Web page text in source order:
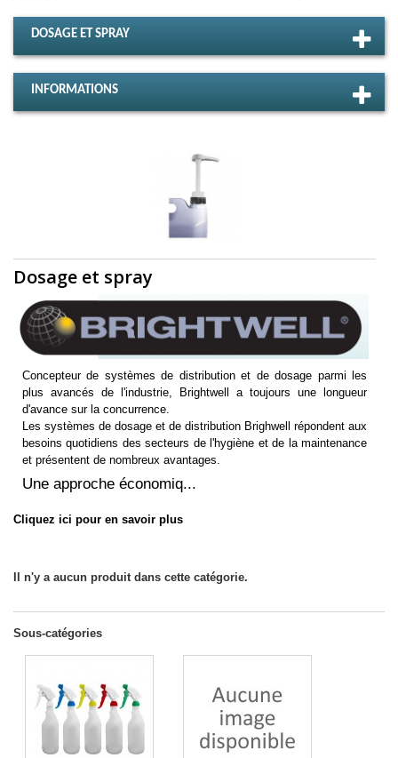
DOSAGE ET SPRAY
INFORMATIONS
Dosage et spray
Concepteur de systèmes de distribution et de dosage parmi les
plus avancés de l'industrie, Brightwell a toujours une longueur
d'avance sur la concurrence.
Les systèmes de dosage et de distribution Brighwell répondent aux
besoins quotidiens des secteurs de l'hygiène et de la maintenance
et présentent de nombreux avantages.
Une approche économiq...
Cliquez ici pour en savoir plus
Il n'y a aucun produit dans cette catégorie.
Sous-catégories